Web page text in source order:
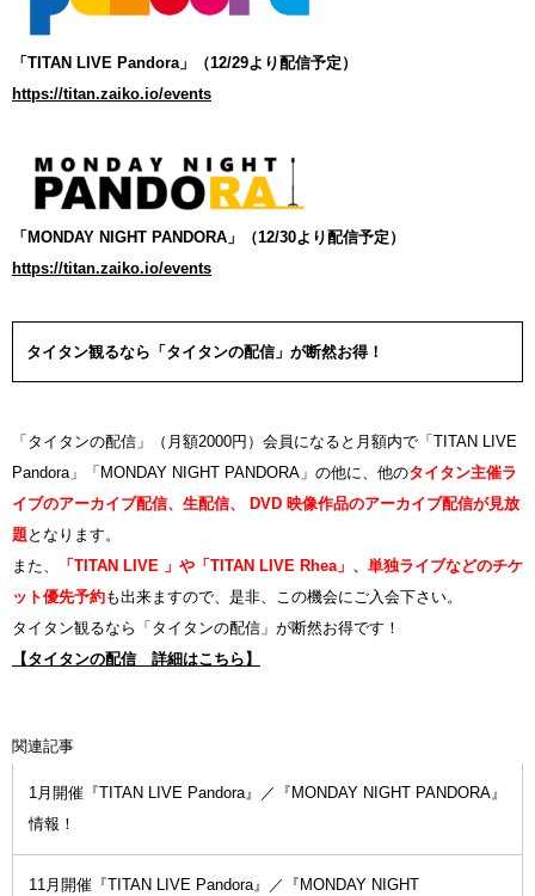
「TITAN LIVE Pandora」（12/29より配信予定）
https://titan.zaiko.io/events
「MONDAY NIGHT PANDORA」（12/30より配信予定）
https://titan.zaiko.io/events
タイタン観るなら「タイタンの配信」が断然お得！
「タイタンの配信」（月額2000円）会員になると月額内で「TITAN LIVE
Pandora」「MONDAY NIGHT PANDORA」の他に、他のタイタン主催ラ
イブのアーカイブ配信、生配信、 DVD 映像作品のアーカイブ配信が見放
題 となります。
また、
「TITAN LIVE 」や「TITAN LIVE Rhea」、単独ライブなどのチケ
ット優先予約も出来ますので、是非、この機会にご入会下さい。
タイタン観るなら「タイタンの配信」が断然お得です！
【タイタンの配信 詳細はこちら】
関連記事
1月開催『TITAN LIVE Pandora』／『MONDAY NIGHT PANDORA』
情報！
11月開催『TITAN LIVE Pandora』／『MONDAY NIGHT